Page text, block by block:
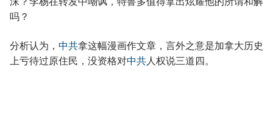
吗？
分析认为， 中共拿这幅漫画作文章，言外之意是加拿大历史
上亏待过原住民，没资格对中共人权说三道四。